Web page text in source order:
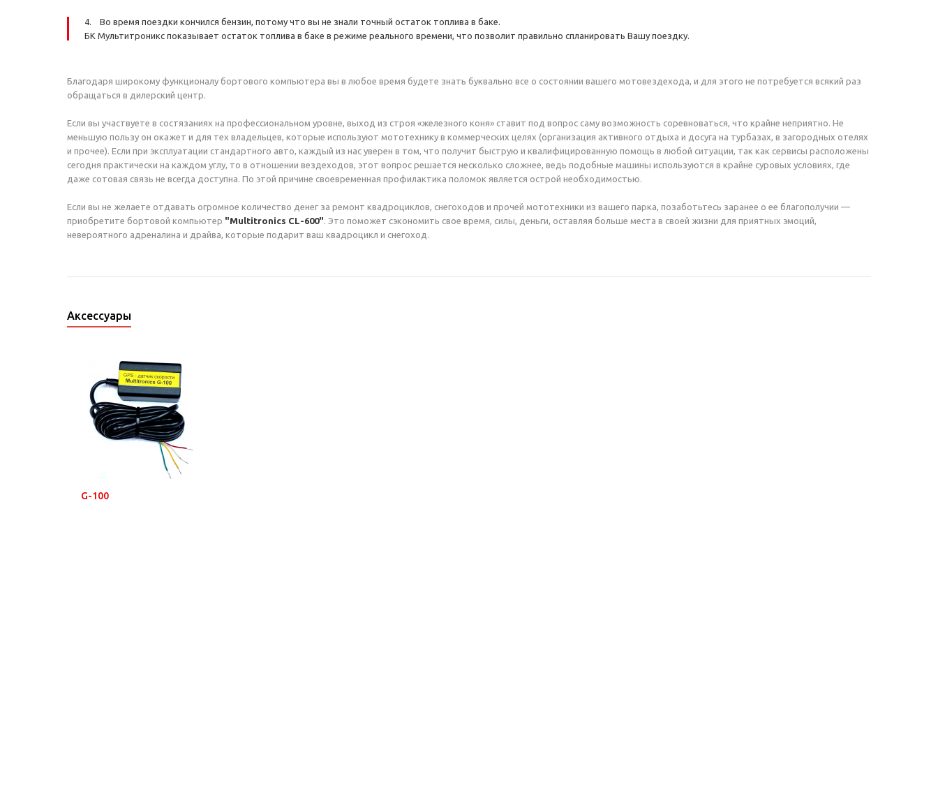
4. Во время поездки кончился бензин, потому что вы не знали точный остаток топлива в баке.
БК Мультитроникс показывает остаток топлива в баке в режиме реального времени, что позволит правильно спланировать Вашу поездку.
Благодаря широкому функционалу бортового компьютера вы в любое время будете знать буквально все о состоянии вашего мотовездехода, и для этого не потребуется всякий раз
обращаться в дилерский центр.
Если вы участвуете в состязаниях на профессиональном уровне, выход из строя «железного коня» ставит под вопрос саму возможность соревноваться, что крайне неприятно. Не
меньшую пользу он окажет и для тех владельцев, которые используют мототехнику в коммерческих целях (организация активного отдыха и досуга на турбазах, в загородных отелях
и прочее). Если при эксплуатации стандартного авто, каждый из нас уверен в том, что получит быструю и квалифицированную помощь в любой ситуации, так как сервисы расположены
сегодня практически на каждом углу, то в отношении вездеходов, этот вопрос решается несколько сложнее, ведь подобные машины используются в крайне суровых условиях, где
даже сотовая связь не всегда доступна. По этой причине своевременная профилактика поломок является острой необходимостью.
Если вы не желаете отдавать огромное количество денег за ремонт квадроциклов, снегоходов и прочей мототехники из вашего парка, позаботьтесь заранее о ее благополучии —
приобретите бортовой компьютер "Multitronics CL-600". Это поможет сэкономить свое время, силы, деньги, оставляя больше места в своей жизни для приятных эмоций,
невероятного адреналина и драйва, которые подарит ваш квадроцикл и снегоход.
Аксессуары
G-100